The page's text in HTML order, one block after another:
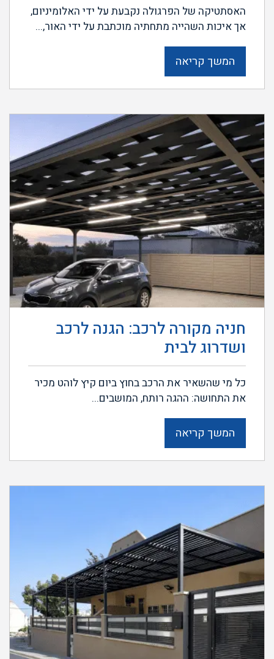
האסתטיקה של הפרגולה נקבעת על ידי האלומיניום,
אך איכות השהייה מתחתיה מוכתבת על ידי האור,...
המשך קריאה
חניה מקורה לרכב: הגנה לרכב
ושדרוג לבית
כל מי שהשאיר את הרכב בחוץ ביום קיץ לוהט מכיר
את התחושה: ההגה רותח, המושבים...
המשך קריאה